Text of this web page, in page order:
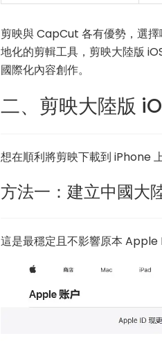
剪映與 CapCut 各有優勢，選
地化的剪輯工具，剪映大陸版
國際化內容創作。
二、剪映大陸版
想在順利將剪映下載到 iPhone
方法一：建立中國
這是最穩定且不影響原本 Apple